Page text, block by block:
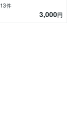
13件
3,000円